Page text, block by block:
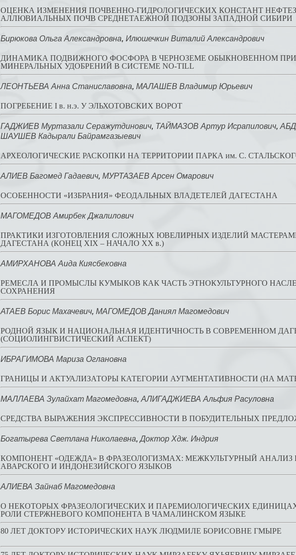
ОЦЕНКА ИЗМЕНЕНИЯ ПОЧВЕННО-ГИДРОЛОГИЧЕСКИХ КОНСТАНТ
АЛЛЮВИАЛЬНЫХ ПОЧВ СРЕДНЕТАЕЖНОЙ ПОДЗОНЫ ЗАПАДНОЙ СИБИРИ
Бирюкова Ольга Александровна, Илюшечкин Виталий Александрович
ДИНАМИКА ПОДВИЖНОГО ФОСФОРА В ЧЕРНОЗЕМЕ ОБЫКНОВЕННОМ
МИНЕРАЛЬНЫХ УДОБРЕНИЙ В СИСТЕМЕ NO-TILL
ЛЕОНТЬЕВА Анна Станиславовна, МАЛАШЕВ Владимир Юрьевич
ПОГРЕБЕНИЕ I в. н.э. У ЭЛЬХОТОВСКИХ ВОРОТ
ГАДЖИЕВ Муртазали Серажутдинович, ТАЙМАЗОВ Артур Исрапилович,
ШАУШЕВ Кадырали Байрамгазыевич
АРХЕОЛОГИЧЕСКИЕ РАСКОПКИ НА ТЕРРИТОРИИ ПАРКА им. С.
АЛИЕВ Багомед Гадаевич, МУРТАЗАЕВ Арсен Омарович
ОСОБЕННОСТИ «ИЗБРАНИЯ» ФЕОДАЛЬНЫХ ВЛАДЕТЕЛЕЙ ДАГЕСТАНА
МАГОМЕДОВ Амирбек Джалилович
ПРАКТИКИ ИЗГОТОВЛЕНИЯ СЛОЖНЫХ ЮВЕЛИРНЫХ ИЗДЕЛИЙ
ДАГЕСТАНА (КОНЕЦ ХIХ – НАЧАЛО ХХ в.)
АМИРХАНОВА Аида Киясбековна
РЕМЕСЛА И ПРОМЫСЛЫ КУМЫКОВ КАК ЧАСТЬ ЭТНОКУЛЬТУРНОГО
СОХРАНЕНИЯ
АТАЕВ Борис Махачевич, МАГОМЕДОВ Даниял Магомедович
РОДНОЙ ЯЗЫК И НАЦИОНАЛЬНАЯ ИДЕНТИЧНОСТЬ В СОВРЕМЕННОМ
(СОЦИОЛИНГВИСТИЧЕСКИЙ АСПЕКТ)
ИБРАГИМОВА Мариза Оглановна
ГРАНИЦЫ И АКТУАЛИЗАТОРЫ КАТЕГОРИИ АУГМЕНТАТИВНОСТИ (НА
МАЛЛАЕВА Зулайхат Магомедовна, АЛИГАДЖИЕВА Альфия Расуловна
СРЕДСТВА ВЫРАЖЕНИЯ ЭКСПРЕССИВНОСТИ В ПОБУДИТЕЛЬНЫХ
Богатырева Светлана Николаевна,Доктор Хдж. Индрия
КОМПОНЕНТ «ОДЕЖДА» В ФРАЗЕОЛОГИЗМАХ: МЕЖКУЛЬТУРНЫЙ АНАЛИЗ
АВАРСКОГО И ИНДОНЕЗИЙСКОГО ЯЗЫКОВ
АЛИЕВА Зайнаб Магомедовна
О НЕКОТОРЫХ ФРАЗЕОЛОГИЧЕСКИХ И ПАРЕМИОЛОГИЧЕСКИХ
РОЛИ СТЕРЖНЕВОГО КОМПОНЕНТА В ЧАМАЛИНСКОМ ЯЗЫКЕ
80 ЛЕТ ДОКТОРУ ИСТОРИЧЕСКИХ НАУК ЛЮДМИЛЕ БОРИСОВНЕ ГМЫРЕ